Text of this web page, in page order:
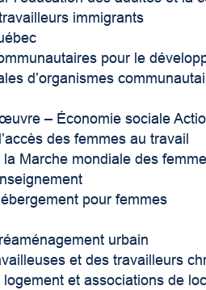
immigrants
pour le
d’organismes
– Économie sociale
des femmes au travail
Marche mondiale des
pour femmes
urbain
et des travailleurs
et associations de